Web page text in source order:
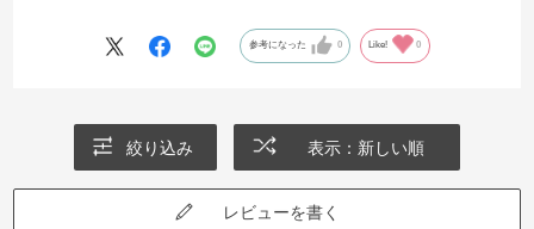
参考になった 0 Like! 0
絞り込み 表示：新しい順
レビューを書く